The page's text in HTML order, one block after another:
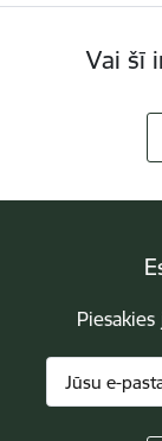
Vai šī